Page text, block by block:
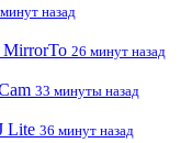
назад
26 минут назад
33 минуты назад
Lite 36 минут назад